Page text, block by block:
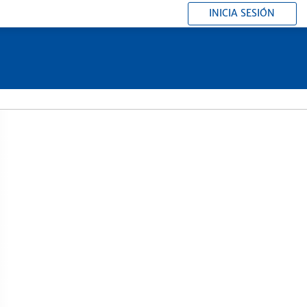
INICIA SESIÓN